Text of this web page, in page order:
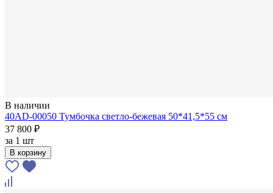
В наличии
40AD-00050 Тумбочка светло-бежевая 50*41,5*55 см
37 800 ₽
за 1 шт
В корзину